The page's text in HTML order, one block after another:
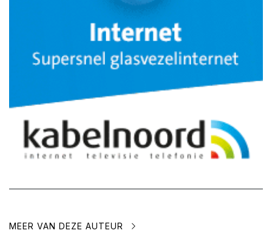
MEER VAN DEZE AUTEUR